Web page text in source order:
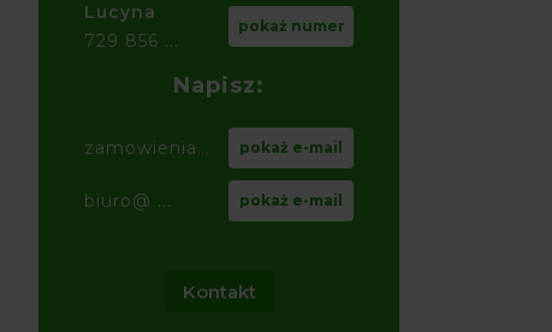
Lucyna
729 856 ...
pokaż numer
Napisz:
zamowienia@ ... pokaż e-mail
biuro@ ... pokaż e-mail
Kontakt